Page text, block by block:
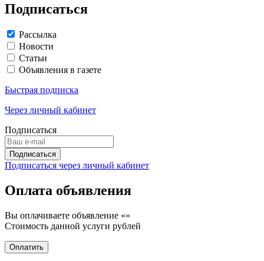
Подписаться
Рассылка
Новости
Статьи
Объявления в газете
Быстрая подписка
Через личный кабинет
Подписаться
Подписаться через личный кабинет
Оплата объявления
Вы оплачиваете объявление «»
Стоимость данной услуги рублей